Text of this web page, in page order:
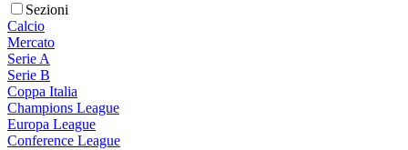
Sezioni
Calcio
Mercato
Serie A
Serie B
Coppa Italia
Champions League
Europa League
Conference League